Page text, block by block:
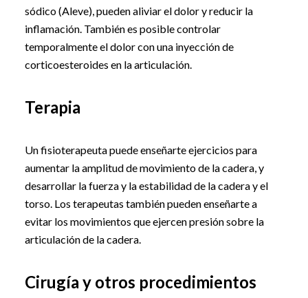
sódico (Aleve), pueden aliviar el dolor y reducir la
inflamación. También es posible controlar
temporalmente el dolor con una inyección de
corticoesteroides en la articulación.
Terapia
Un fisioterapeuta puede enseñarte ejercicios para
aumentar la amplitud de movimiento de la cadera, y
desarrollar la fuerza y la estabilidad de la cadera y el
torso. Los terapeutas también pueden enseñarte a
evitar los movimientos que ejercen presión sobre la
articulación de la cadera.
Cirugía y otros procedimientos